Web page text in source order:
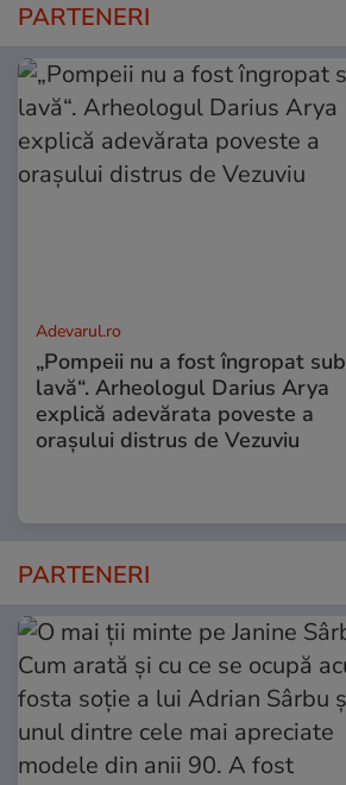
PARTENERI
Adevarul.ro
„Pompeii nu a fost îngropat sub
lavă“. Arheologul Darius Arya
explică adevărata poveste a
orașului distrus de Vezuviu
PARTENERI